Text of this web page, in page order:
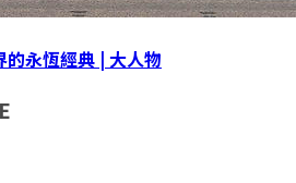
的永恆經典 | 大人物